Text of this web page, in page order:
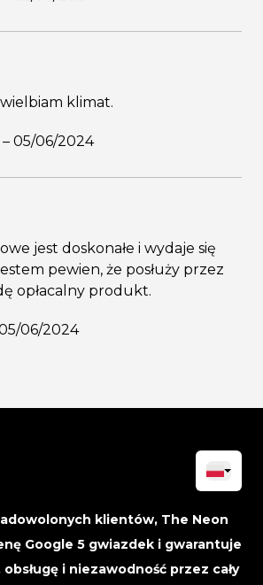
klimat.
– 05/06/2024
jest doskonałe i wydaje się
pewien, że posłuży przez
opłacalny produkt.
06/2024
klientów, The Neon
Google 5 gwiazdek i gwarantuje
i niezawodność przez cały